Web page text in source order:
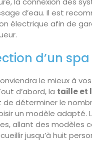
d’eau. Il est
électrique afin de
d’un
le mieux à
d’abord, la taille et
déterminer le
un modèle adapté.
allant des modèles
jusqu’à huit